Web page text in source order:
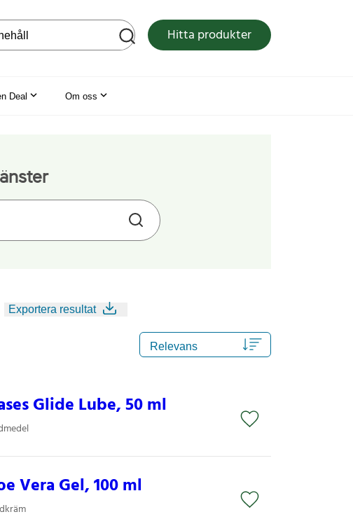
Hitta produkter
Deal Om oss
Exportera resultat
Glide Lube, 50 ml
Vera Gel, 100 ml